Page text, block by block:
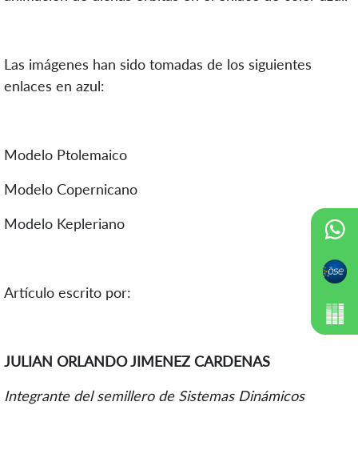
Las imágenes han sido tomadas de los siguientes
enlaces en azul:
Modelo Ptolemaico
Modelo Copernicano
Modelo Kepleriano
Artículo escrito por:
JULIAN ORLANDO JIMENEZ CARDENAS
Integrante del semillero de Sistemas Dinámicos